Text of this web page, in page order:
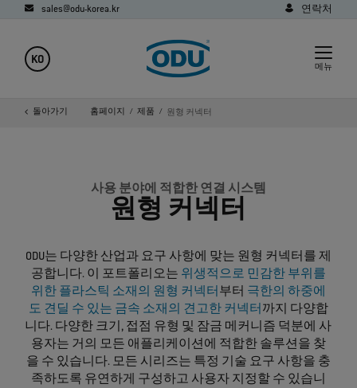
sales@odu-korea.kr 연락처
KO
메뉴
돌아가기 홈페이지 제품 원형 커넥터
사용 분야에 적합한 연결 시스템
원형 커넥터
ODU는 다양한 산업과 요구 사항에 맞는 원형 커넥터를 제
공합니다. 이 포트폴리오는 위생적으로 민감한 부위를
위한 플라스틱 소재의 원형 커넥터 부터 극한의 하중에
도 견딜 수 있는 금속 소재의 견고한 커넥터 까지 다양합
니다. 다양한 크기, 접점 유형 및 잠금 메커니즘 덕분에 사
용자는 거의 모든 애플리케이션에 적합한 솔루션을 찾
을 수 있습니다. 모든 시리즈는 특정 기술 요구 사항을 충
족하도록 유연하게 구성하고 사용자 지정할 수 있습니